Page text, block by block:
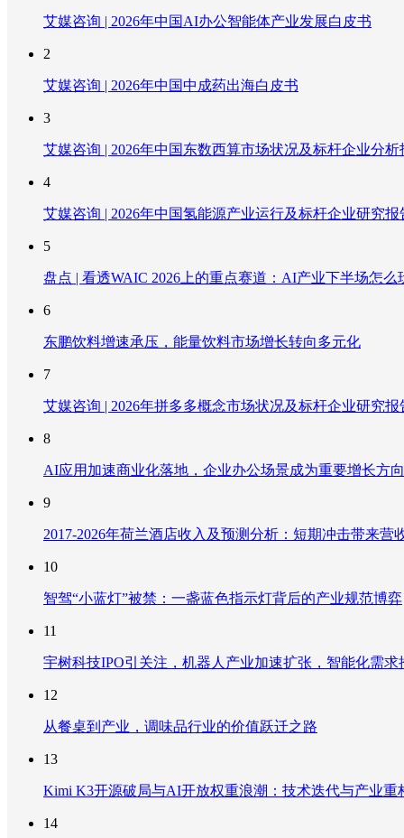
艾媒咨询 | 2026年中国AI办公智能体产业发展白皮书
2
艾媒咨询 | 2026年中国中成药出海白皮书
3
艾媒咨询 | 2026年中国东数西算市场状况及标杆企业分析
4
艾媒咨询 | 2026年中国氢能源产业运行及标杆企业研究报
5
盘点 | 看透WAIC 2026上的重点赛道：AI产业下半场怎么
6
东鹏饮料增速承压，能量饮料市场增长转向多元化
7
艾媒咨询 | 2026年拼多多概念市场状况及标杆企业研究报
8
AI应用加速商业化落地，企业办公场景成为重要增长方向
9
2017-2026年荷兰酒店收入及预测分析：短期冲击带来
10
智驾“小蓝灯”被禁：一盏蓝色指示灯背后的产业规范博弈
11
宇树科技IPO引关注，机器人产业加速扩张，智能化需求
12
从餐桌到产业，调味品行业的价值跃迁之路
13
Kimi K3开源破局与AI开放权重浪潮：技术迭代与产业重
14